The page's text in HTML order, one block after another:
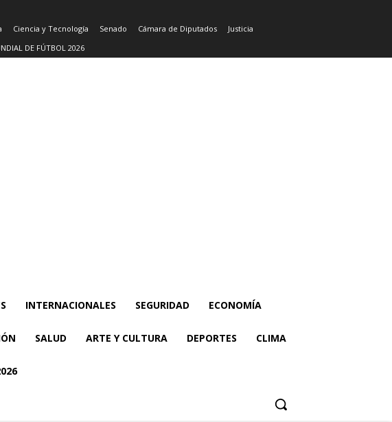
Ciencia y Tecnología Senado Cámara de Diputados
Justicia
DE FÚTBOL 2026
INTERNACIONALES SEGURIDAD ECONOMÍA
SALUD ARTE Y CULTURA DEPORTES CLIMA